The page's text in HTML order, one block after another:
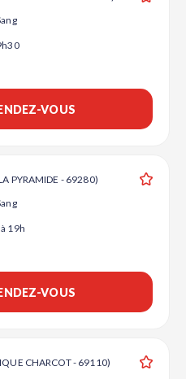
VOUS
PYRAMIDE - 69280)
19h
VOUS
CHARCOT - 69110)